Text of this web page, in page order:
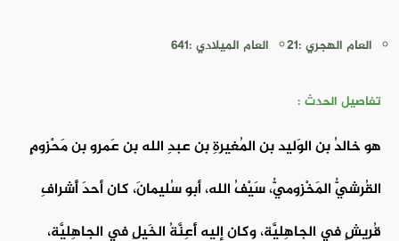
العام الهجري :21 العام الميلادي :641
تفاصيل الحدث :
هو خالدُ بن الوَليد بن المُغيرةِ بن عبدِ الله بن عَمرِو بن مَحْزومٍ
القُرشيُّ المَخْزوميُّ، سَيْفُ الله، أبو سُليمانَ، كان أحدَ أَشرافِ
قُريشٍ في الجاهِليَّة، وكان إليه أَعِنَّةُ الخَيلِ في الجاهِليَّة،